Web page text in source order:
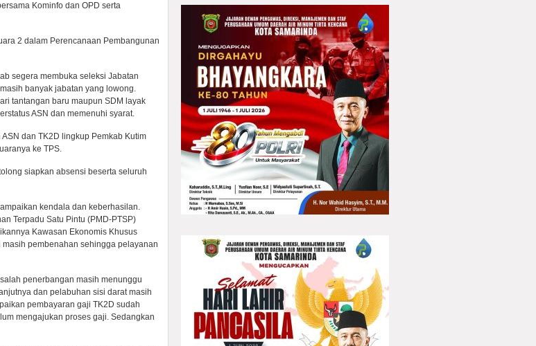
Kominfo dan OPD serta
2 dalam Perencanaan Pembangunan
segera membuka seleksi Jabatan
banyak jabatan yang lowong.
tantangan baru maupun SDM layak
ASN dan memenuhi syarat.
dan TK2D lingkup Pemkab Kutim
ke TPS.
siapkan absensi beserta seluruh
kendala dan keberhasilan.
Terpadu Satu Pintu (PMD-PTSP)
Kawasan Ekonomis Khusus
masih pembenahan sehingga pelayanan
penerbangan masih menunggu
dan pelabuhan sisi darat masih
pembayaran gaji TK2D sudah
mengajukan proses gaji. Sedangkan